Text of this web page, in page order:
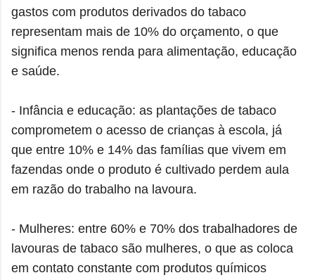
gastos com produtos derivados do tabaco
representam mais de 10% do orçamento, o que
significa menos renda para alimentação, educação
e saúde.
- Infância e educação: as plantações de tabaco
comprometem o acesso de crianças à escola, já
que entre 10% e 14% das famílias que vivem em
fazendas onde o produto é cultivado perdem aula
em razão do trabalho na lavoura.
- Mulheres: entre 60% e 70% dos trabalhadores de
lavouras de tabaco são mulheres, o que as coloca
em contato constante com produtos químicos